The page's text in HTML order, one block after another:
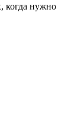
когда нужно